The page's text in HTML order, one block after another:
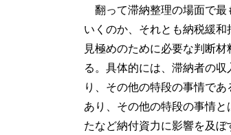
翻って滞納整理の場面で最
いくのか、それとも納税緩
見極めのために必要な判断
る。具体的には、滞納者の収
り、その他の特段の事情で
あり、その他の特段の事情
たなど納付資力に影響を及ぼ